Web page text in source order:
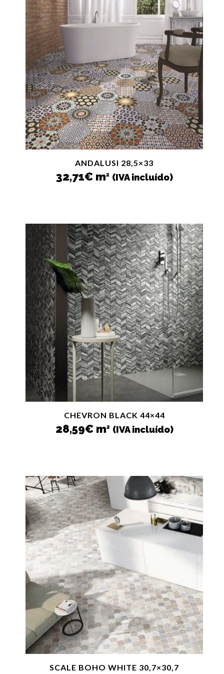
ANDALUSI 28,5×33
32,71€m2 (IVA incluído)
CHEVRON BLACK 44×44
28,59€m2 (IVA incluído)
SCALE BOHO WHITE 30,7×30,7